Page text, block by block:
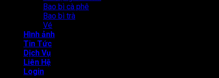
Bao bì cà phê
Bao bì trà
Vé
Hình ảnh
Tin Tức
Dịch Vụ
Liên Hệ
Login